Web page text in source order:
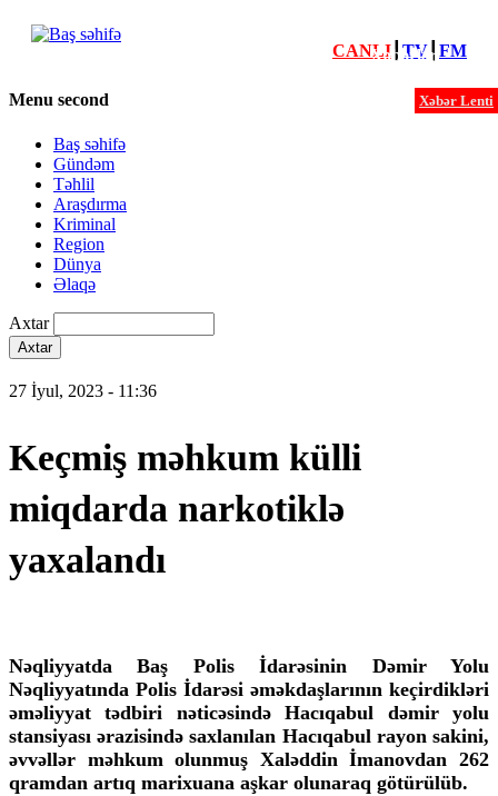
Xəbərlər
Xəbər Lenti
CANLI┃ TV┃ FM
Menu second
Baş səhifə
Gündəm
Təhlil
Araşdırma
Kriminal
Region
Dünya
Əlaqə
Axtar
27 İyul, 2023 - 11:36
Keçmiş məhkum külli
miqdarda narkotiklə
yaxalandı
Nəqliyyatda Baş Polis İdarəsinin Dəmir Yolu
Nəqliyyatında Polis İdarəsi əməkdaşlarının keçirdikləri
əməliyyat tədbiri nəticəsində Hacıqabul dəmir yolu
stansiyası ərazisində saxlanılan Hacıqabul rayon sakini,
əvvəllər məhkum olunmuş Xaləddin İmanovdan 262
qramdan artıq marixuana aşkar olunaraq götürülüb.